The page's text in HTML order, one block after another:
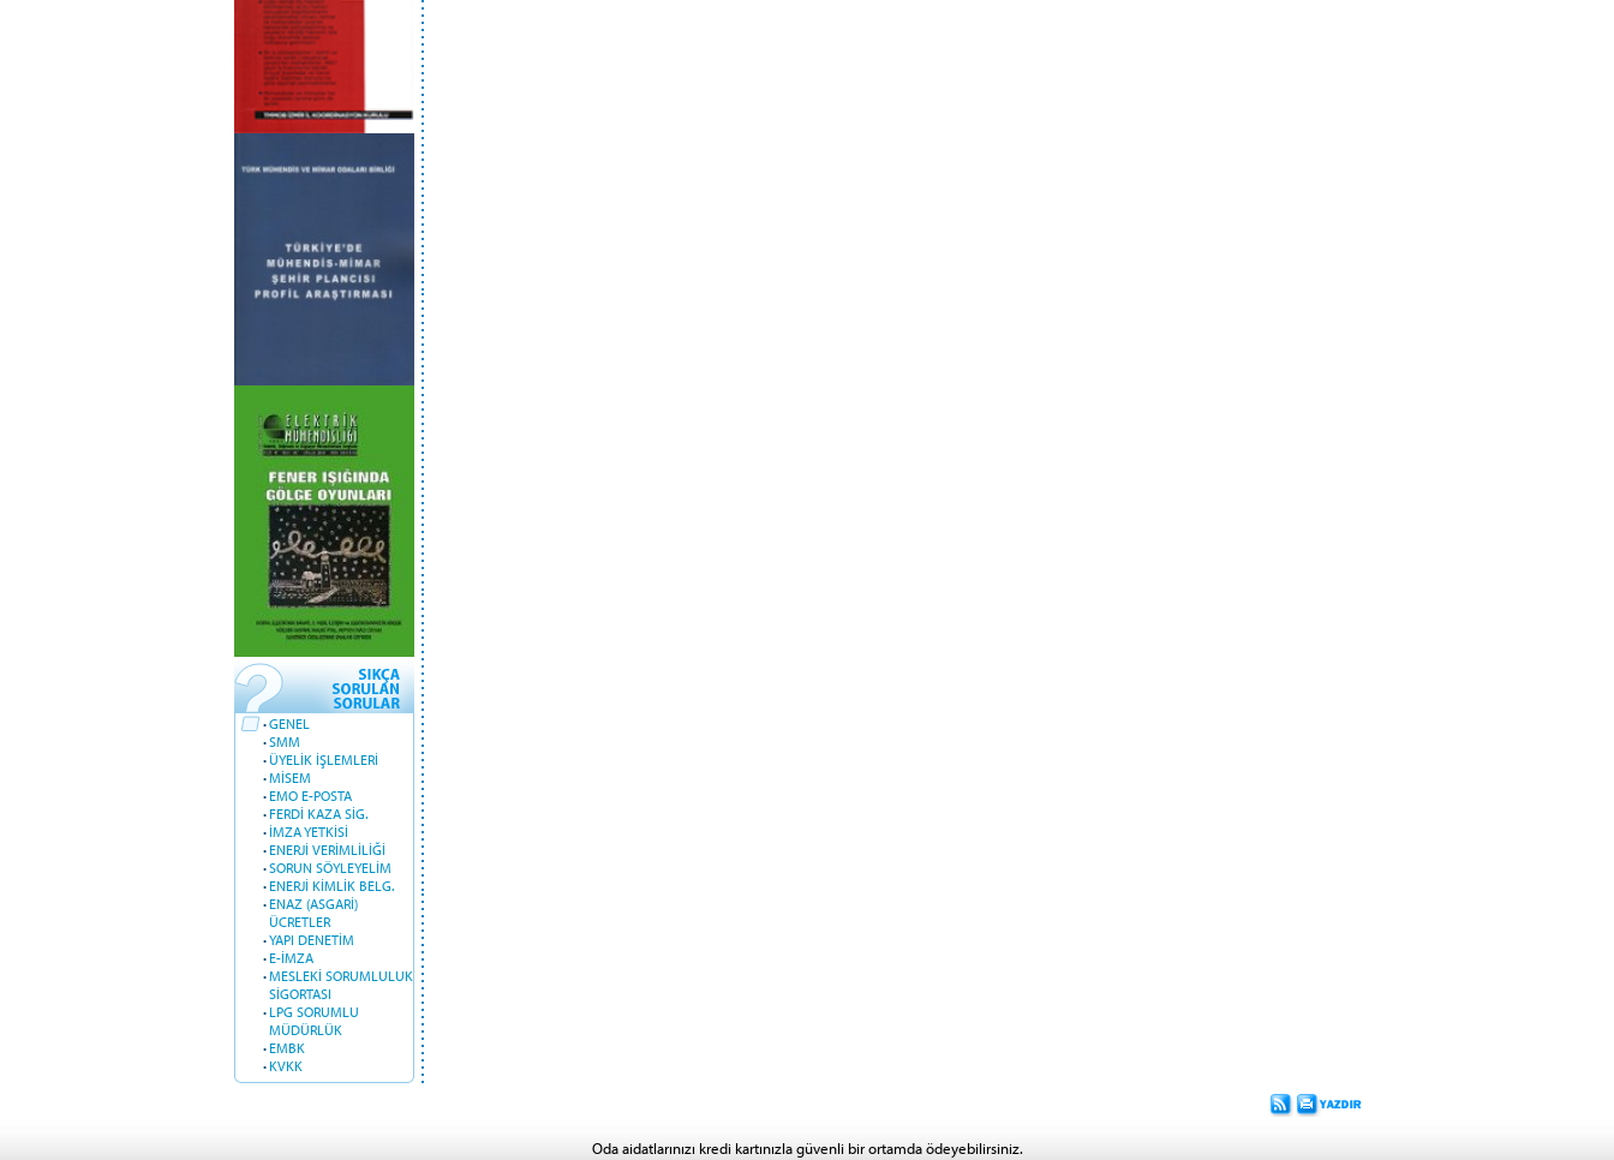
·GENEL
·SMM
·ÜYELİK İŞLEMLERİ
·MİSEM
·EMO E-POSTA
·FERDİ KAZA SİG.
·İMZA YETKİSİ
·ENERJİ VERİMLİLİĞİ
·SORUN SÖYLEYELİM
·ENERJİ KİMLİK BELG.
·ENAZ (ASGARİ)
ÜCRETLER
·YAPI DENETİM
·E-İMZA
·MESLEKİ SORUMLULUK
SİGORTASI
·LPG SORUMLU
MÜDÜRLÜK
·EMBK
·KVKK
Oda aidatlarınızı kredi kartınızla güvenli bir ortamda ödeyebilirsiniz.